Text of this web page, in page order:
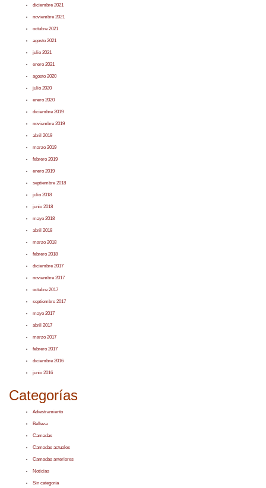
diciembre 2021
noviembre 2021
octubre 2021
agosto 2021
julio 2021
enero 2021
agosto 2020
julio 2020
enero 2020
diciembre 2019
noviembre 2019
abril 2019
marzo 2019
febrero 2019
enero 2019
septiembre 2018
julio 2018
junio 2018
mayo 2018
abril 2018
marzo 2018
febrero 2018
diciembre 2017
noviembre 2017
octubre 2017
septiembre 2017
mayo 2017
abril 2017
marzo 2017
febrero 2017
diciembre 2016
junio 2016
Categorías
Adiestramiento
Belleza
Camadas
Camadas actuales
Camadas anteriores
Noticias
Sin categoría